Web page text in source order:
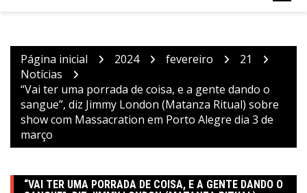
Página inicial 2024 fevereiro
21
Notícias
“Vai ter uma porrada de coisa, e a gente dando o
sangue”, diz Jimmy London (Matanza Ritual) sobre
show com Massacration em Porto Alegre dia 3 de
março
“VAI TER UMA PORRADA DE COISA, E A GENTE DANDO O